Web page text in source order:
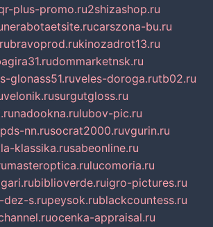
plus-promo.ru2shizashop.ru
nerabotaetsite.rucarszona-bu.ru
bravoprod.rukinozadrot13.ru
dommarketnsk.ru
glonass51.ruveles-doroga.rutb02.ru
velonik.rusurgutgloss.ru
nadookna.rulubov-pic.ru
pds-nn.rusocrat2000.ruvgurin.ru
klassika.rusabeonline.ru
masteroptica.rulucomoria.ru
biblioverde.ruigro-pictures.ru
dez-s.rupeysok.rublackcountess.ru
ocenka-appraisal.ru